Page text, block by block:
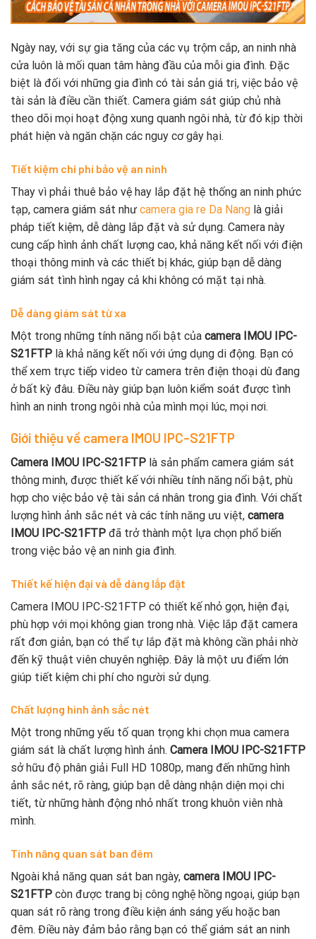
Ngày nay, với sự gia tăng của các vụ trộm cắp, an ninh nhà
cửa luôn là mối quan tâm hàng đầu của mỗi gia đình. Đặc
biệt là đối với những gia đình có tài sản giá trị, việc bảo vệ
tài sản là điều cần thiết. Camera giám sát giúp chủ nhà
theo dõi mọi hoạt động xung quanh ngôi nhà, từ đó kịp thời
phát hiện và ngăn chặn các nguy cơ gây hại.
Tiết kiệm chi phí bảo vệ an ninh
Thay vì phải thuê bảo vệ hay lắp đặt hệ thống an ninh phức
tạp, camera giám sát như camera gia re Da Nang là giải
pháp tiết kiệm, dễ dàng lắp đặt và sử dụng. Camera này
cung cấp hình ảnh chất lượng cao, khả năng kết nối với điện
thoại thông minh và các thiết bị khác, giúp bạn dễ dàng
giám sát tình hình ngay cả khi không có mặt tại nhà.
Dễ dàng giám sát từ xa
Một trong những tính năng nổi bật của camera IMOU IPC-
S21FTP là khả năng kết nối với ứng dụng di động. Bạn có
thể xem trực tiếp video từ camera trên điện thoại dù đang
ở bất kỳ đâu. Điều này giúp bạn luôn kiểm soát được tình
hình an ninh trong ngôi nhà của mình mọi lúc, mọi nơi.
Giới thiệu về camera IMOU IPC-S21FTP
Camera IMOU IPC-S21FTP là sản phẩm camera giám sát
thông minh, được thiết kế với nhiều tính năng nổi bật, phù
hợp cho việc bảo vệ tài sản cá nhân trong gia đình. Với chất
lượng hình ảnh sắc nét và các tính năng ưu việt, camera
IMOU IPC-S21FTP đã trở thành một lựa chọn phổ biến
trong việc bảo vệ an ninh gia đình.
Thiết kế hiện đại và dễ dàng lắp đặt
Camera IMOU IPC-S21FTP có thiết kế nhỏ gọn, hiện đại,
phù hợp với mọi không gian trong nhà. Việc lắp đặt camera
rất đơn giản, bạn có thể tự lắp đặt mà không cần phải nhờ
đến kỹ thuật viên chuyên nghiệp. Đây là một ưu điểm lớn
giúp tiết kiệm chi phí cho người sử dụng.
Chất lượng hình ảnh sắc nét
Một trong những yếu tố quan trọng khi chọn mua camera
giám sát là chất lượng hình ảnh. Camera IMOU IPC-S21FTP
sở hữu độ phân giải Full HD 1080p, mang đến những hình
ảnh sắc nét, rõ ràng, giúp bạn dễ dàng nhận diện mọi chi
tiết, từ những hành động nhỏ nhất trong khuôn viên nhà
mình.
Tính năng quan sát ban đêm
Ngoài khả năng quan sát ban ngày, camera IMOU IPC-
S21FTP còn được trang bị công nghệ hồng ngoại, giúp bạn
quan sát rõ ràng trong điều kiện ánh sáng yếu hoặc ban
đêm. Điều này đảm bảo rằng bạn có thể giám sát an ninh